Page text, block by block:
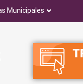
Municipales